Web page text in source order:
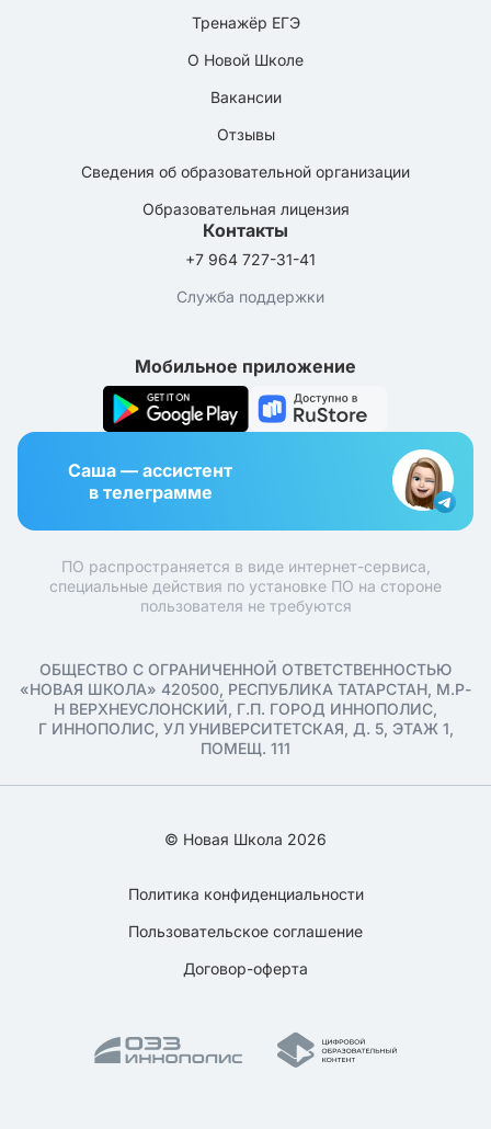
Тренажёр ЕГЭ
О Новой Школе
Вакансии
Отзывы
Сведения об образовательной организации
Образовательная лицензия
Контакты
+7 964 727-31-41
Служба поддержки
Мобильное приложение
Саша — ассистент
в телеграмме
ПО распространяется в виде интернет-сервиса,
специальные действия по установке ПО на стороне
пользователя не требуются
ОБЩЕСТВО С ОГРАНИЧЕННОЙ ОТВЕТСТВЕННОСТЬЮ
«НОВАЯ ШКОЛА» 420500, РЕСПУБЛИКА ТАТАРСТАН, М.Р-
Н ВЕРХНЕУСЛОНСКИЙ, Г.П. ГОРОД ИННОПОЛИС,
Г ИННОПОЛИС, УЛ УНИВЕРСИТЕТСКАЯ, Д. 5, ЭТАЖ 1,
ПОМЕЩ. 111
© Новая Школа 2026
Политика конфиденциальности
Пользовательское соглашение
Договор-оферта